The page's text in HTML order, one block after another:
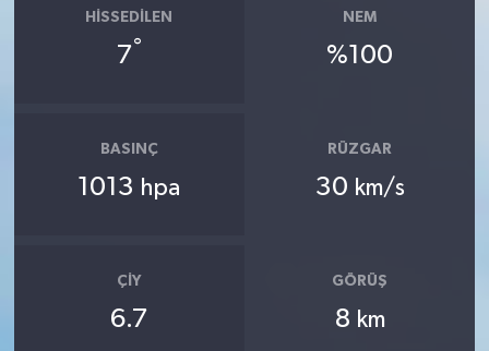
HISSEDILEN
7°
NEM
%100
BASINÇ
1013 hpa
RÜZGAR
30 km/s
ÇIY
6.7
GÖRÜŞ
8 km